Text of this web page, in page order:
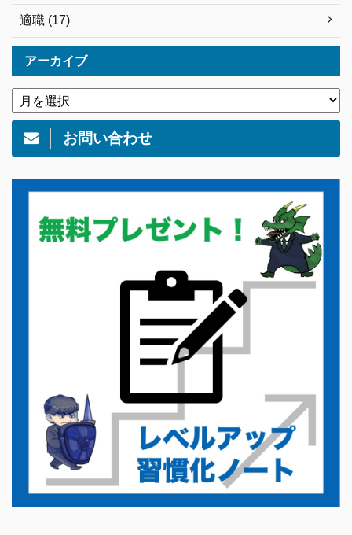
適職 (17)
アーカイブ
お問い合わせ